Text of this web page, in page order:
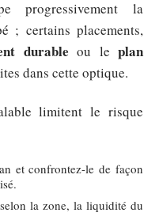
la
; certains placements,
durable ou leplan
dans cette optique.
limitent le risque
et confrontez-le de façon
la zone, la liquidité du